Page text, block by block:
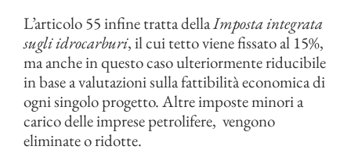
L’articolo 55 infine tratta dellaImposta integrata
sugli idrocarburi, il cui tetto viene fissato al 15%,
ma anche in questo caso ulteriormente riducibile
in base a valutazioni sulla fattibilità economica di
ogni singolo progetto. Altre imposte minori a
carico delle imprese petrolifere, vengono
eliminate o ridotte.